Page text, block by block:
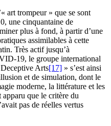
art trompeur » que se sont
une cinquantaine de
plus à fond, à partir d’une
assimilables à cette
Très actif jusqu’à
19, le groupe international
Arts[17] » s’est ainsi
et de simulation, dont le
moderne, la littérature et les
que le critère du
pas de réelles vertus